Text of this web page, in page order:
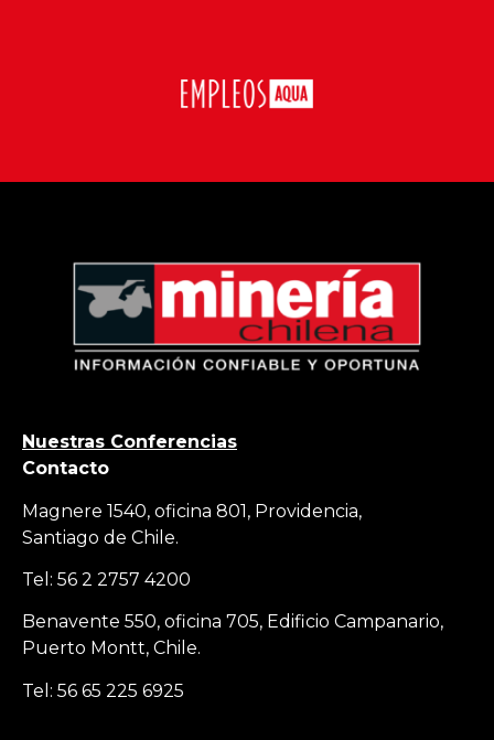
Nuestras Conferencias
Contacto
Magnere 1540, oficina 801, Providencia,
Santiago de Chile.
Tel: 56 2 2757 4200
Benavente 550, oficina 705, Edificio Campanario,
Puerto Montt, Chile.
Tel: 56 65 225 6925